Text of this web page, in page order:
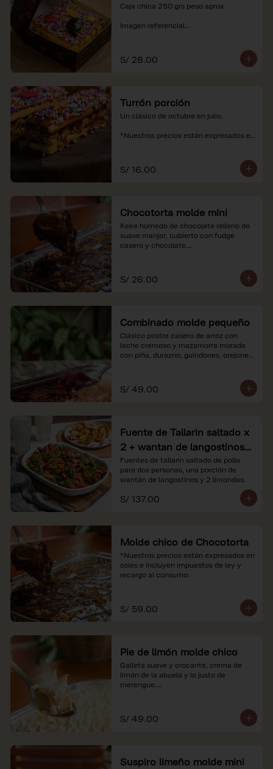
Caja chica 250 grs peso aprox
Imagen referencial
soles e incluyen impuestos de ley y
recargo al consumo.
S/ 28.00
Turrón porción
Un clásico de octubre en julio.
*Nuestros precios están expresados en
S/ 16.00
Chocotorta molde mini
Keke húmedo de chocolate relleno de
suave manjar, cubierto con fudge
casero y chocolate.
soles e incluyen impuestos de ley y
recargo al consumo. Imagenes
S/ 26.00
Combinado molde pequeño
Clásico postre casero de arroz con
leche cremoso y mazamorra morada
con piña, durazno, guindones, orejones
*Nuestros precios están expresados en
soles e incluyen impuestos de ley y
S/ 49.00
Fuente de Tallarin saltado x
2 + wantan de langostinos +
2 limonadas
Fuentes de tallarín saltado de pollo
para dos personas, una porción de
wantán de langostinos y 2 limondas.
S/ 137.00
Molde chico de Chocotorta
*Nuestros precios están expresados en
soles e incluyen impuestos de ley y
recargo al consumo.
S/ 59.00
Pie de limón molde chico
Galleta suave y crocante, crema de
limón de la abuela y lo justo de
merengue.
soles e incluyen impuestos de ley y
recargo al consumo.
S/ 49.00
Suspiro limeño molde mini